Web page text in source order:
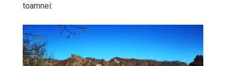
toamnei: